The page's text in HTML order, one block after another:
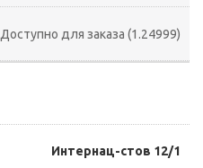
Доступно для заказа (1.24999)
Интернац-стов 12/1